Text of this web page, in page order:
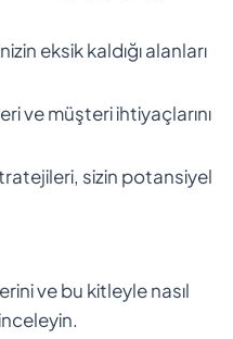
eksik kaldığı alanları
ve müşteri ihtiyaçlarını
sizin potansiyel
ve bu kitleyle nasıl